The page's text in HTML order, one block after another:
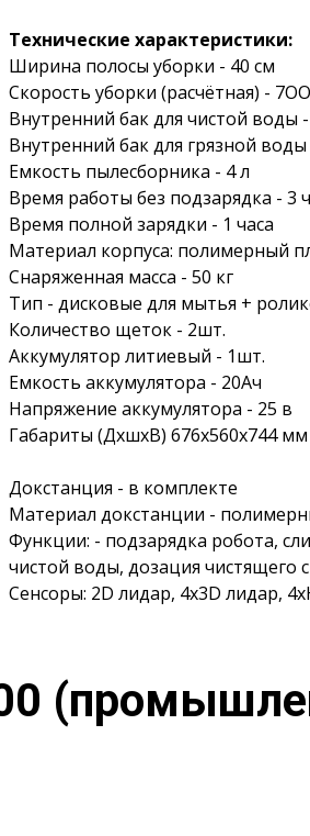
Технические характеристики:
Ширина полосы уборки - 40 см
Скорость уборки (расчётная) -
Внутренний бак для чистой воды
Внутренний бак для грязной воды
Емкость пылесборника - 4 л
Время работы без подзарядка - 3
Время полной зарядки - 1 часа
Материал корпуса: полимерный
Снаряженная масса - 50 кг
Тип - дисковые для мытья +
Количество щеток - 2шт.
Аккумулятор литиевый - 1шт.
Емкость аккумулятора - 20Ач
Напряжение аккумулятора - 25 в
Габариты (ДхшхВ) 676x560x744 мм
Докстанция - в комплекте
Материал докстанции -
Функции: - подзарядка робота,
чистой воды, дозация чистящего
Сенсоры: 2D лидар, 4х3D лидар,